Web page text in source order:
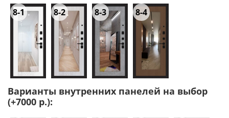
8-1 8-2 8-3 8-4
Варианты внутренних панелей на выбор
(+7000 р.):